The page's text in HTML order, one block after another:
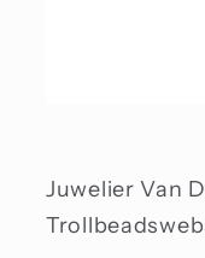
modaal
Juwelier Van